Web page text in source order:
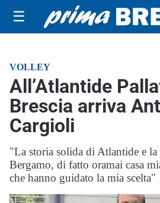
☰
VOLLEY
All’Atlantide
Brescia arriva
Cargioli
"La storia solida di Atlantide e la
Bergamo, di fatto oramai casa
che hanno guidato la mia scelta"